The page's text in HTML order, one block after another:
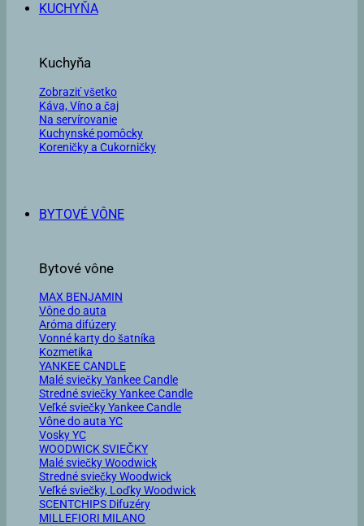
KUCHYŇA
Kuchyňa
Zobraziť všetko
Káva, Víno a čaj
Na servírovanie
Kuchynské pomôcky
Koreničky a Cukorničky
BYTOVÉ VÔNE
Bytové vône
MAX BENJAMIN
Vône do auta
Aróma difúzery
Vonné karty do šatníka
Kozmetika
YANKEE CANDLE
Malé sviečky Yankee Candle
Stredné sviečky Yankee Candle
Veľké sviečky Yankee Candle
Vône do auta YC
Vosky YC
WOODWICK SVIEČKY
Malé sviečky Woodwick
Stredné sviečky Woodwick
Veľké sviečky, Loďky Woodwick
SCENTCHIPS Difuzéry
MILLEFIORI MILANO